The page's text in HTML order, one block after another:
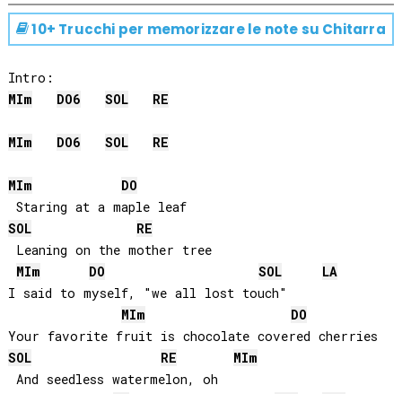
10+ Trucchi per memorizzare le note su Chitarra
MIm DO6 SOL RE
MIm DO6 SOL RE
MIm
DO
Staring at a maple leaf
SOL
RE
Leaning on the mother tree
MIm DO SOL
LA
I said to myself, "we all lost touch"
MIm
DO
SOL
RE MIm
And seedless watermelon, oh